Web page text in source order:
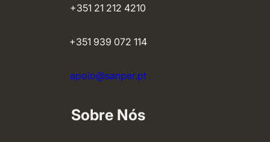
+351 21 212 4210
+351 939 072 114
apoio@sanper.pt
Sobre Nós